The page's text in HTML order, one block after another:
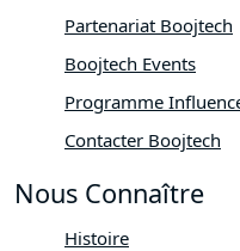
Partenariat Boojtech
Boojtech Events
Programme
Contacter Boojtech
Nous Connaître
Histoire